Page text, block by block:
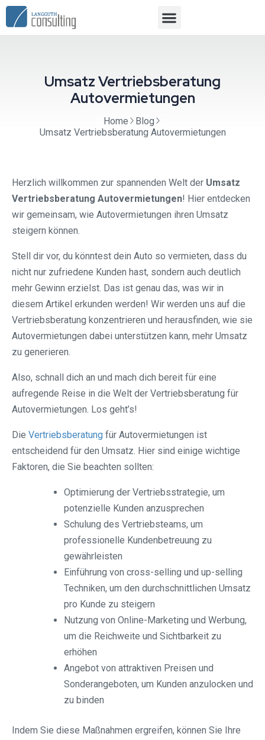
Umsatz Vertriebsberatung
Autovermietungen
Home
Blog
Umsatz Vertriebsberatung Autovermietungen
Herzlich willkommen zur spannenden Welt der Umsatz
Vertriebsberatung Autovermietungen! Hier entdecken
wir gemeinsam, wie Autovermietungen ihren Umsatz
steigern können.
Stell dir vor, du könntest dein Auto so vermieten, dass du
nicht nur zufriedene Kunden hast, sondern auch deutlich
mehr Gewinn erzielst. Das ist genau das, was wir in
diesem Artikel erkunden werden! Wir werden uns auf die
Vertriebsberatung konzentrieren und herausfinden, wie sie
Autovermietungen dabei unterstützen kann, mehr Umsatz
zu generieren.
Also, schnall dich an und mach dich bereit für eine
aufregende Reise in die Welt der Vertriebsberatung für
Autovermietungen. Los geht’s!
Die Vertriebsberatung für Autovermietungen ist
entscheidend für den Umsatz. Hier sind einige wichtige
Faktoren, die Sie beachten sollten:
Optimierung der Vertriebsstrategie, um
potenzielle Kunden anzusprechen
Schulung des Vertriebsteams, um
professionelle Kundenbetreuung zu
gewährleisten
Einführung von cross-selling und up-selling
Techniken, um den durchschnittlichen Umsatz
pro Kunde zu steigern
Nutzung von Online-Marketing und Werbung,
um die Reichweite und Sichtbarkeit zu
erhöhen
Angebot von attraktiven Preisen und
Sonderangeboten, um Kunden anzulocken und
zu binden
Indem Sie diese Maßnahmen ergreifen, können Sie Ihre